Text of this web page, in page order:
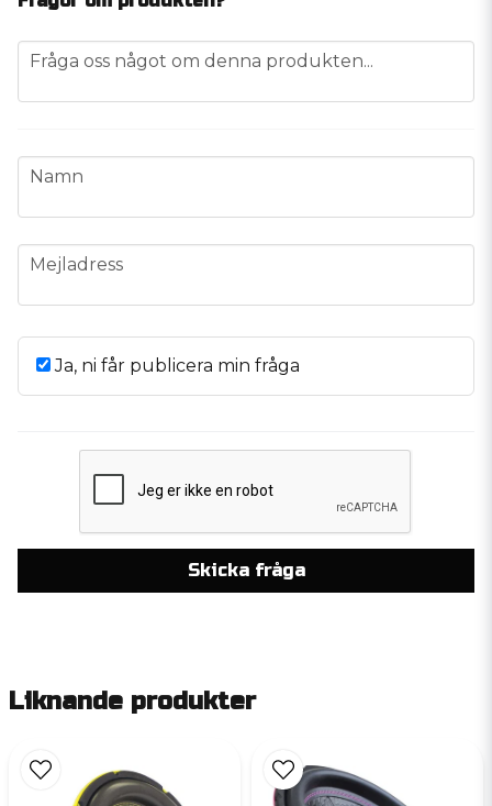
question
Fråga oss något om denna produkten...
name
Namn
email
Mejladress
Ja, ni får publicera min fråga
Skicka fråga
Liknande produkter